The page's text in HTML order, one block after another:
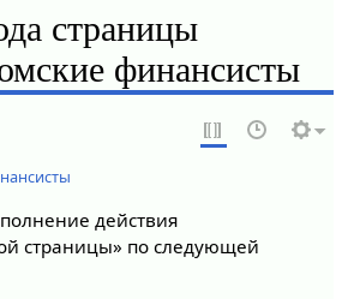
страницы
финансисты
действия
страницы» по следующей